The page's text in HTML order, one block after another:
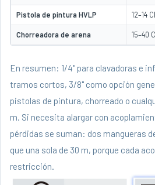
Pistola de pintura HVLP 12–14
Chorreadora de arena 15–40
En resumen: 1/4" para clavadoras e
tramos cortos, 3/8" como opción
pistolas de pintura, chorreado o
m. Si necesita alargar con
pérdidas se suman: dos mangueras
que una sola de 30 m, porque cada
restricción.